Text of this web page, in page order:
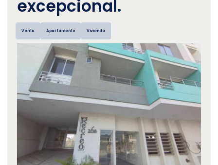
excepcional.
Venta Apartamento Vivienda